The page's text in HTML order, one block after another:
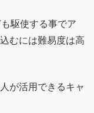
駆使する事でア
むには難易度は高
が活用できるキャ